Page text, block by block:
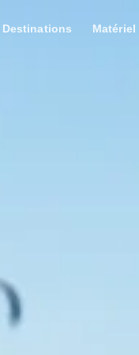
Destinations Matériel